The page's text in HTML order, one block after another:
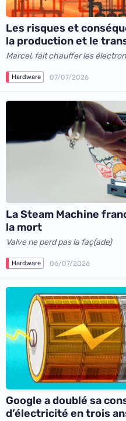
Les risques et
la production et le
Marcel, fait chauffer les
Hardware 07/07/2026
La Steam Machine
la mort
Valve ne perd pas la faç(ade)
Hardware 06/07/2026
Google a doublé sa
d’électricité en trois